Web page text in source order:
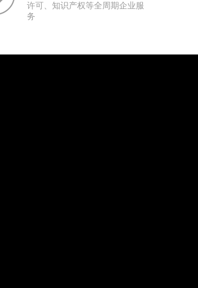
许可、知识产权等全周期企业服
务